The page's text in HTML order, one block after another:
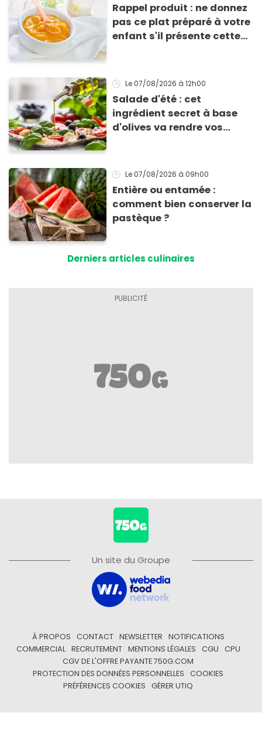
Rappel produit : ne donnez
pas ce plat préparé à votre
enfant s'il présente cette
Le 07/08/2026 à 12h00
Salade d'été : cet
ingrédient secret à base
d'olives va rendre vos
Le 07/08/2026 à 09h00
Entière ou entamée :
comment bien conserver la
pastèque ?
Derniers articles culinaires
Un site du Groupe
À PROPOS CONTACT NEWSLETTER
NOTIFICATIONS
COMMERCIAL
RECRUTEMENT MENTIONS LÉGALES CGU
CPU
CGV DE L'OFFRE PAYANTE 750G.COM
PROTECTION DES DONNÉES PERSONNELLES
COOKIES
PRÉFÉRENCES COOKIES
GÉRER UTIQ